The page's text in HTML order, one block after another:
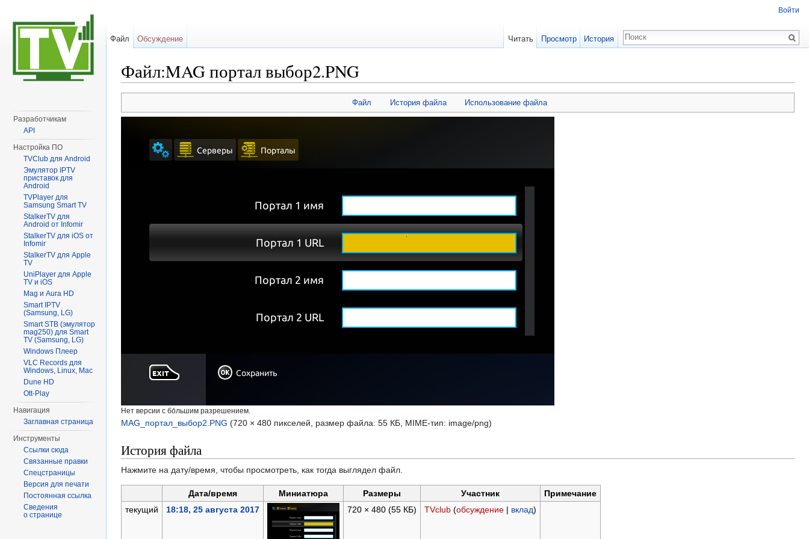
Файл:MAG портал выбор2.PNG
Файл История файла Использование файла
Нет версии с бо́льшим разрешением.
MAG_портал_выбор2.PNG (720 × 480 пикселей, размер файла: 55 КБ, MIME-тип: image/png)
История файла
Нажмите на дату/время, чтобы просмотреть, как тогда выглядел файл.
Дата/время Миниатюра Размеры Участник
Примечание
текущий
18:18, 25 августа 2017 720 × 480 (55 КБ) TVclub (обсуждение| вклад)
Войти
Файл Обсуждение Читать Просмотр История
Разработчикам
API
Настройка ПО
TVClub для Android
Эмулятор IPTV
приставок для
Android
TVPlayer для
Samsung Smart TV
StalkerTV для
Android от Infomir
StalkerTV для iOS от
Infomir
StalkerTV для Apple
TV
UniPlayer для Apple
TV и iOS
Mag и Aura HD
Smart IPTV
(Samsung, LG)
Smart STB (эмулятор
mag250) для Smart
TV (Samsung, LG)
Windows Плеер
VLC Records для
Windows, Linux, Mac
Dune HD
Ott-Play
Навигация
Заглавная страница
Инструменты
Ссылки сюда
Связанные правки
Спецстраницы
Версия для печати
Постоянная ссылка
Сведения
о странице